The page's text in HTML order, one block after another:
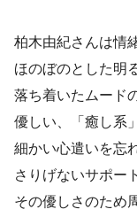
柏木由紀さんは情
ほのぼのとした明
落ち着いたムード
優しい、「癒し系
細かい心遣いを忘
さりげないサポー
その優しさのため